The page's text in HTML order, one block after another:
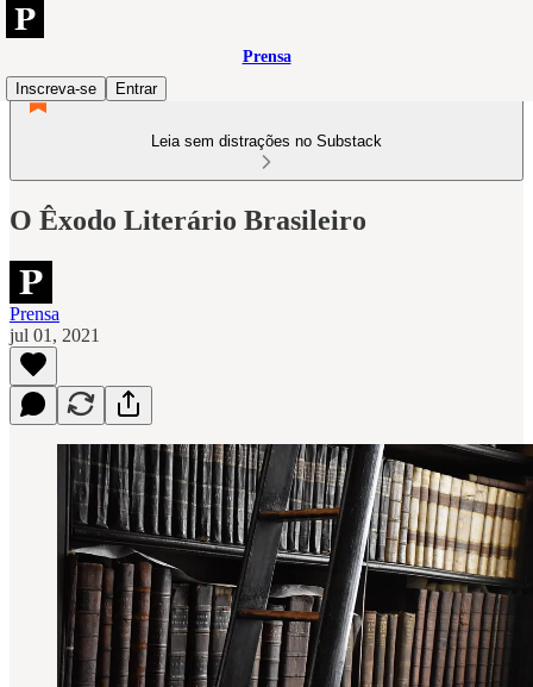
Prensa
Inscreva-se
Entrar
Leia sem distrações no Substack
O Êxodo Literário Brasileiro
Prensa
jul 01, 2021